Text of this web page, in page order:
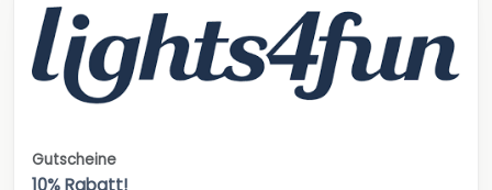
Gutscheine
10% Rabatt!